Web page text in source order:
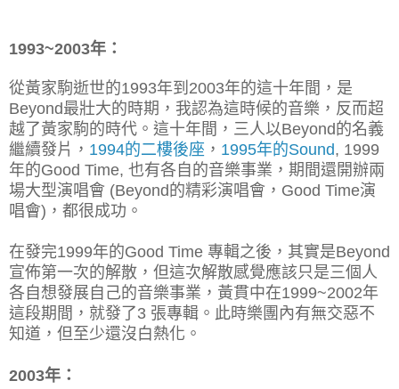
1993~2003年：
從黃家駒逝世的1993年到2003年的這十年間，是
Beyond最壯大的時期，我認為這時候的音樂，反而超
越了黃家駒的時代。這十年間，三人以Beyond的名義
繼續發片， 1994的二樓後座 ， 1995年的Sound, 1999
年的Good Time, 也有各自的音樂事業，期間還開辦兩
場大型演唱會 (Beyond的精彩演唱會，Good Time演
唱會)，都很成功。
在發完1999年的Good Time 專輯之後，其實是Beyond
宣佈第一次的解散，但這次解散感覺應該只是三個人
各自想發展自己的音樂事業， 黃貫中在1999~2002年
這段期間，就發了3 張專輯。此時樂團內有無交惡不
知道，但至少還沒白熱化。
2003年：